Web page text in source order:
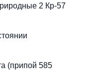
2 Кр-57
(припой 585